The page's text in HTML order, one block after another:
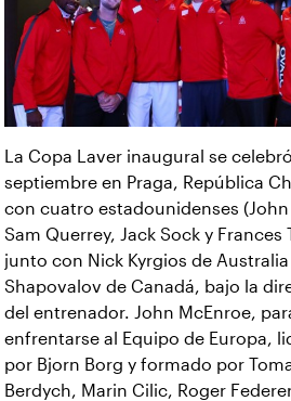
La Copa Laver inaugural se
septiembre en Praga, República
con cuatro estadounidenses (John
Sam Querrey, Jack Sock y Frances
junto con Nick Kyrgios de Australia
Shapovalov de Canadá, bajo la
del entrenador. John McEnroe,
enfrentarse al Equipo de Europa,
por Bjorn Borg y formado por
Berdych, Marin Cilic, Roger